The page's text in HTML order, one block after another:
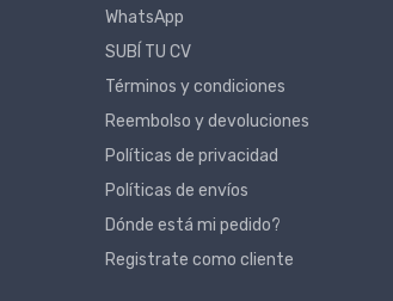
WhatsApp
SUBÍ TU CV
Términos y condiciones
Reembolso y devoluciones
Políticas de privacidad
Políticas de envíos
Dónde está mi pedido?
Registrate como cliente